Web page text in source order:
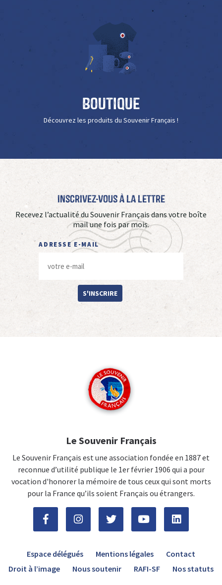
Boutique
Découvrez les produits du Souvenir Français !
Inscrivez-vous à La Lettre
Recevez l’actualité du Souvenir Français dans votre boîte
mail une fois par mois.
ADRESSE E-MAIL
S'INSCRIRE
Le Souvenir Français
Le Souvenir Français est une association fondée en 1887 et
reconnue d’utilité publique le 1er février 1906 qui a pour
vocation d'honorer la mémoire de tous ceux qui sont morts
pour la France qu’ils soient Français ou étrangers.
Espace délégués Mentions légales
Contact
Droit à l’image
Nous soutenir RAFI-SF Nos statuts